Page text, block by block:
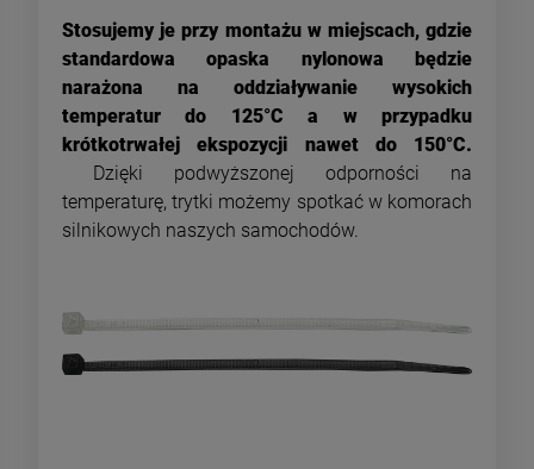
Stosujemy je przy montażu w miejscach, gdzie
standardowa opaska nylonowa będzie
narażona na oddziaływanie wysokich
temperatur do 125°C a w przypadku
krótkotrwałej ekspozycji nawet do 150°C.
Dzięki podwyższonej odporności na
temperaturę, trytki możemy spotkać w komorach
silnikowych naszych samochodów.